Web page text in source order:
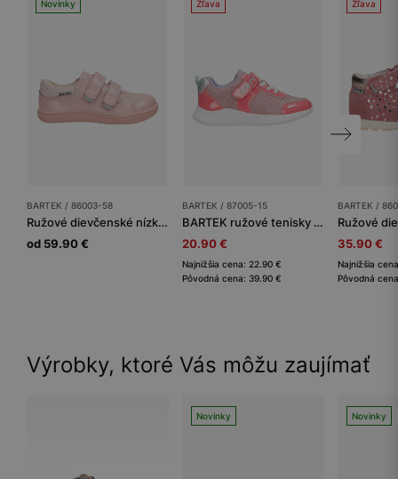
Novinky
BARTEK / 86003-58
Ružové dievčenské nízke barefoot topánky BARTEK 86003-58
od 59.90 €
Zľava
BARTEK / 87005-15
BARTEK ružové tenisky pre dievčatá s trblietavým materiálom 87005-15
20.90 €
Najnižšia cena: 22.90 €
Pôvodná cena: 39.90 €
Zľava
BARTEK /
35.90 €
Najnižšia
Pôvodná
Výrobky, ktoré Vás môžu zaujímať
Novinky Novinky